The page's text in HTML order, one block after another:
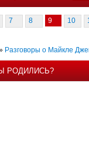
7 8 9 10
Разговоры о Майкле
РОДИЛИСЬ?